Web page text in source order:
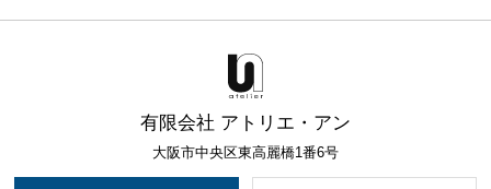
有限会社 アトリエ・アン
大阪市中央区東高麗橋1番6号